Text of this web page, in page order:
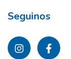
Seguinos